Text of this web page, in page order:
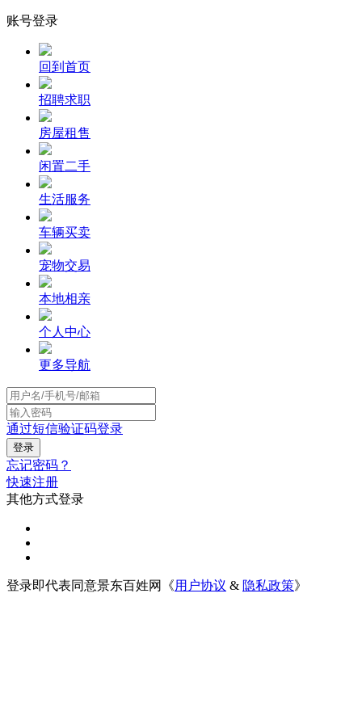
账号登录
回到首页
招聘求职
房屋租售
闲置二手
生活服务
车辆买卖
宠物交易
本地相亲
个人中心
更多导航
通过短信验证码登录
忘记密码？
快速注册
其他方式登录
登录即代表同意景东百姓网《用户协议 & 隐私政策》